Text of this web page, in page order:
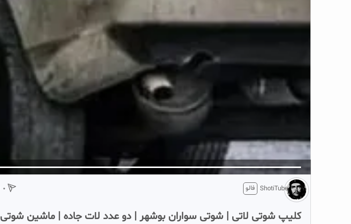
5
ShotiTube فالو 0
کلیپ شوتی لاتی | شوتی سواران بوشهر | دو عدد لات جاده | ماشین شوتی